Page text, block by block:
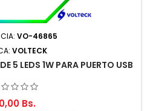
VO-46865
VOLTECK
5 LEDS 1W PARA PUERTO USB
Bs.